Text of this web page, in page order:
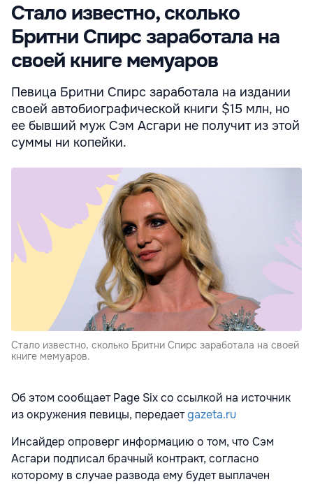
Стало известно, сколько
Бритни Спирс заработала на
своей книге мемуаров
Певица Бритни Спирс заработала на издании
своей автобиографической книги $15 млн, но
ее бывший муж Сэм Асгари не получит из этой
суммы ни копейки.
Стало известно, сколько Бритни Спирс заработала на своей
книге мемуаров.
Об этом сообщает Page Six со ссылкой на источник
из окружения певицы, передаетgazeta.ru
Инсайдер опроверг информацию о том, что Сэм
Асгари подписал брачный контракт, согласно
которому в случае развода ему будет выплачен